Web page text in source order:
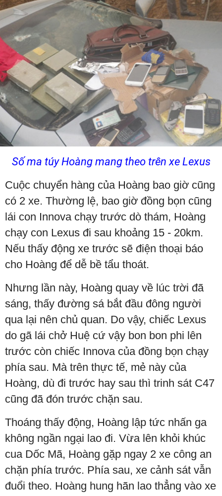
Số ma túy Hoàng mang theo trên xe Lexus
Cuộc chuyển hàng của Hoàng bao giờ cũng
có 2 xe. Thường lệ, bao giờ đồng bọn cũng
lái con Innova chạy trước dò thám, Hoàng
chạy con Lexus đi sau khoảng 15 - 20km.
Nếu thấy động xe trước sẽ điện thoại báo
cho Hoàng để dễ bề tẩu thoát.
Nhưng lần này, Hoàng quay về lúc trời đã
sáng, thấy đường sá bắt đầu đông người
qua lại nên chủ quan. Do vậy, chiếc Lexus
do gã lái chở Huệ cứ vậy bon bon phi lên
trước còn chiếc Innova của đồng bọn chạy
phía sau. Mà trên thực tế, mẻ này của
Hoàng, dù đi trước hay sau thì trinh sát C47
cũng đã đón trước chặn sau.
Thoáng thấy động, Hoàng lập tức nhấn ga
không ngần ngại lao đi. Vừa lên khỏi khúc
cua Dốc Mã, Hoàng gặp ngay 2 xe công an
chặn phía trước. Phía sau, xe cảnh sát vẫn
đuổi theo. Hoàng hung hãn lao thẳng vào xe